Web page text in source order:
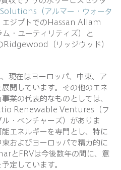
（アルマー・ウォータ
エジプトでのHassan Allam
・ユーティリティズ）と
（リッジウッド）
現在はヨーロッパ、中東、ア
開しています。その他のエネ
業の代表的なものとしては、
Renewable Ventures（フ
・ベンチャーズ）がありま
エネルギーを専門とし、特に
およびヨーロッパで精力的に
とFRVは今後数年の間に、意
定しています。